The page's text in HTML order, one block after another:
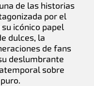
de las historias
por el
icónico papel
dulces, la
de fans
deslumbrante
sobre